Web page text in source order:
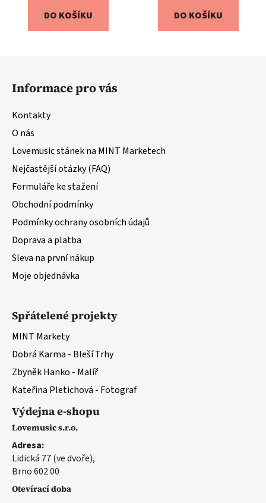
DO KOŠÍKU DO KOŠÍKU
Informace pro vás
Kontakty
O nás
Lovemusic stánek na MINT Marketech
Nejčastější otázky (FAQ)
Formuláře ke stažení
Obchodní podmínky
Podmínky ochrany osobních údajů
Doprava a platba
Sleva na první nákup
Moje objednávka
Spřátelené projekty
MINT Markety
Dobrá Karma - Bleší Trhy
Zbyněk Hanko - Malíř
Kateřina Pletichová - Fotograf
Výdejna e-shopu
Lovemusic s.r.o.
Adresa:
Lidická 77 (ve dvoře),
Brno 602 00
Otevírací doba